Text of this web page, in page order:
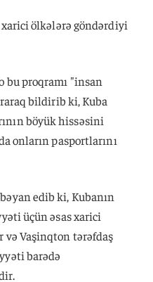
ölkələrə göndərdiyi
bu proqramı "insan
bildirib ki, Kuba
böyük hissəsini
onların pasportlarını
edib ki, Kubanın
üçün əsas xarici
Vaşinqton tərəfdaş
barədə